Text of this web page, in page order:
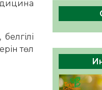
төл
Руслан
әкімінің